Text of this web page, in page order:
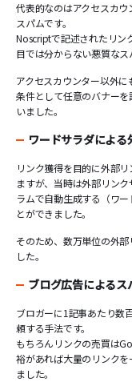
代表的なのはアクセスカ
スパムです。
Noscriptで記述されたリン
目では分からない悪質なス
アクセスカウンター以外
条件として任意のバナー
いました。
ワードサラダによ
リンク獲得を目的に外部
ますが、当時は外部リン
ラムで自動生成する（ワ
とができました。
そのため、数万単位の外
した。
ブログ広告によるス
ブロガーに1記事あたり数
頼する手法です。
もちろんリンクの売買は
裕があれば大量のリンク
ました。